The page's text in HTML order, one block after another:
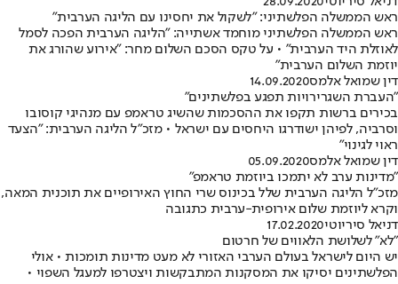
ראש הממשלה הפלשתיני: "לשקול את יחסינו עם הליגה הערבית"
ראש הממשלה הפלשתיני מוחמד אשתייה: "הליגה הערבית הפכה לסמל
לאוזלת היד הערבית" • על טקס הסכם השלום מחר: "אירוע שהורג את
יוזמת השלום הערבית"
דין שמואל אלמס14.09.2020
"העברת השגרירויות תפגע בפלשתינים"
בכירים ברשות תקפו את ההסכמות שהשיג טראמפ עם מנהיגי קוסובו
וסרביה, לפיהן ישודרגו היחסים עם ישראל • מזכ"ל הליגה הערבית: "הצעד
ראוי לגינוי"
דין שמואל אלמס05.09.2020
"מדינות ערב לא יתמכו ביוזמת טראמפ"
מזכ"ל הליגה הערבית שלל בכינוס שרי החוץ האירופיים את תוכנית המאה,
וקרא ליוזמת שלום אירופית-ערבית כתגובה
דניאל סיריוטי17.02.2020
"לא" לשלושת הלאווים של חרטום
יש היום לישראל בעולם הערבי האזורי לא מעט מדינות תומכות • אולי
הפלשתינים יסיקו את המסקנות המתבקשות ויצטרפו למעגל השפוי •